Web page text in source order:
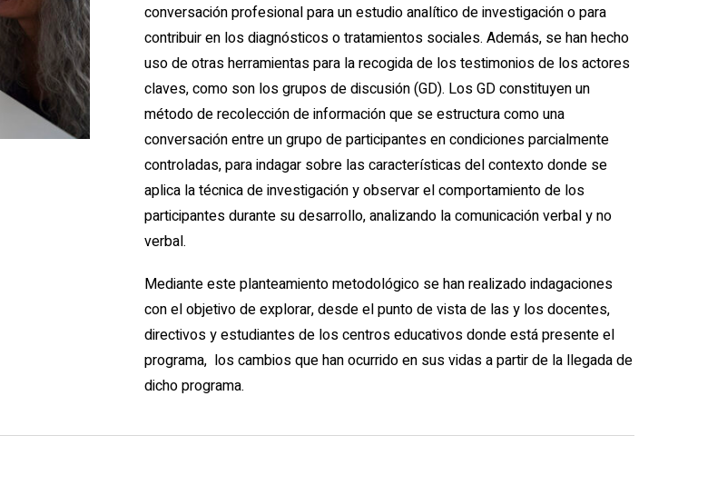
conversación profesional para un estudio analítico de investigación o para
contribuir en los diagnósticos o tratamientos sociales. Además, se han hecho
uso de otras herramientas para la recogida de los testimonios de los actores
claves, como son los grupos de discusión (GD). Los GD constituyen un
método de recolección de información que se estructura como una
conversación entre un grupo de participantes en condiciones parcialmente
controladas, para indagar sobre las características del contexto donde se
aplica la técnica de investigación y observar el comportamiento de los
participantes durante su desarrollo, analizando la comunicación verbal y no
verbal.
Mediante este planteamiento metodológico se han realizado indagaciones
con el objetivo de explorar, desde el punto de vista de las y los docentes,
directivos y estudiantes de los centros educativos donde está presente el
programa, los cambios que han ocurrido en sus vidas a partir de la llegada de
dicho programa.